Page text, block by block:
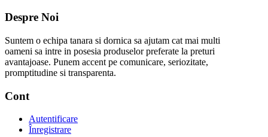
Despre Noi
Suntem o echipa tanara si dornica sa ajutam cat mai multi
oameni sa intre in posesia produselor preferate la preturi
avantajoase. Punem accent pe comunicare, seriozitate,
promptitudine si transparenta.
Cont
Autentificare
Înregistrare